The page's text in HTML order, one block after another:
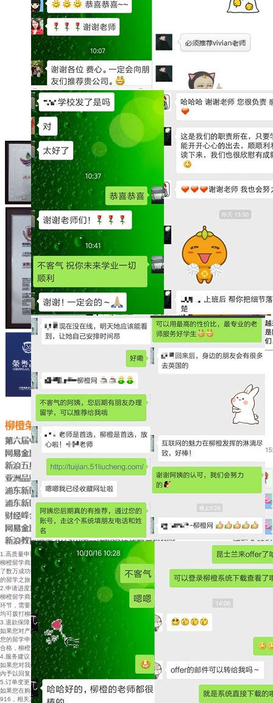
1.高质量申请，高服务保障
柳橙留学商城所有服务均由全球知名教育服务机构提供。这 些机构拥有数十年的行业服务经验，积累
了数万成功申请的 案例，且受到全球众多知名大学及院校的诚恳委托，为您全 力护航，助您开启美妙
的留学之旅。
2.申请进度跟踪，全程透明化
柳橙留学商城提供留学申请进度跟踪服务，将协助您实时查 看申请进展到哪个环节，接下来还有哪些
环节，需要做何准 备等。让您对留学申请更具自主权，更放心更有保障。您在 任何环节有任何疑问，
均可拨打柳橙留学商城官网客服 热线4008-900-916。
3.退款保障
如果您对产品的服务内容不满意，请直接致电柳橙留学商城 官方联系电话4008-900-916提出申诉。
您的留学申请服务细节将由柳橙留学商城评审委员会进行鉴 定。一旦评审委员会认定留学申请服务不
合格，柳橙留学商 城将承诺全额退款。
4.服务建议
如果您对我们的服务有任何的意见或建议，请发送邮件至 cs@51liucheng.com，我们将在最快的时间
内予以回复。
5.订单变更
如果您在购买后想更改或取消订单，请在服务正式开始前致 电柳橙留学商城官方联系电话4008-900-
916，相关工作人员 将会在了解具体情况后尽快帮助你更改或取消订单。